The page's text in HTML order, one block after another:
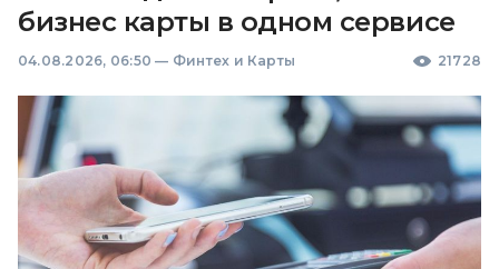
бизнес карты в одном сервисе
04.08.2026, 06:50 — Финтех и Карты 21728